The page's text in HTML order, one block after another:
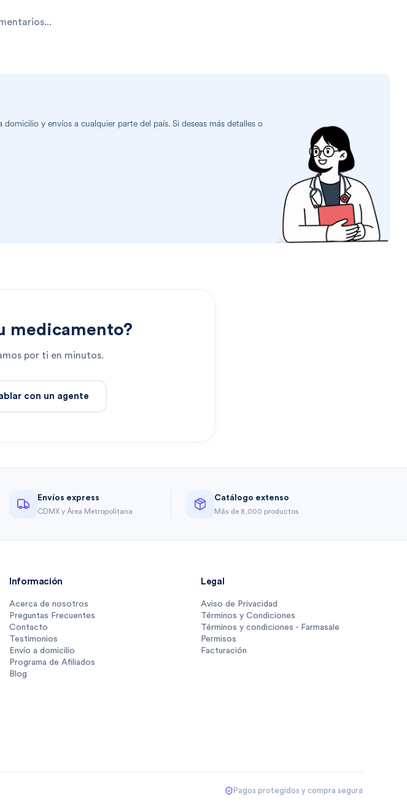
y envíos a cualquier parte del país. Si deseas más detalles o
medicamento?
por ti en minutos.
con un agente
Envíos express
CDMX y Área Metropolitana
Catálogo extenso
Más de 8,000 productos
Información
Acerca de nosotros
Preguntas Frecuentes
Contacto
Testimonios
Envío a domicilio
Programa de Afiliados
Blog
Legal
Aviso de Privacidad
Términos y Condiciones
Términos y condiciones - Farmasale
Permisos
Facturación
Pagos protegidos y compra segura